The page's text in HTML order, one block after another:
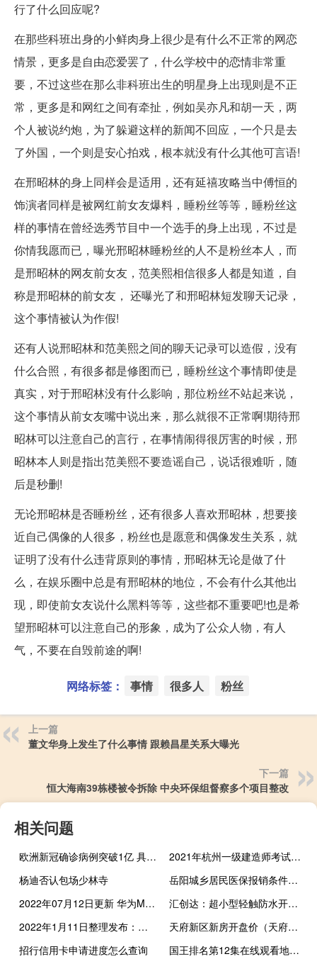
行了什么回应呢?
在那些科班出身的小鲜肉身上很少是有什么不正常的网恋
情景，更多是自由恋爱罢了，什么学校中的恋情非常重
要，不过这些在那么非科班出生的明星身上出现则是不正
常，更多是和网红之间有牵扯，例如吴亦凡和胡一天，两
个人被说约炮，为了躲避这样的新闻不回应，一个只是去
了外国，一个则是安心拍戏，根本就没有什么其他可言语!
在邢昭林的身上同样会是适用，还有延禧攻略当中傅恒的
饰演者同样是被网红前女友爆料，睡粉丝等等，睡粉丝这
样的事情在曾经选秀节目中一个选手的身上出现，不过是
你情我愿而已，曝光邢昭林睡粉丝的人不是粉丝本人，而
是邢昭林的网友前女友，范美熙相信很多人都是知道，自
称是邢昭林的前女友， 还曝光了和邢昭林短发聊天记录，
这个事情被认为作假!
还有人说邢昭林和范美熙之间的聊天记录可以造假，没有
什么合照，有很多都是修图而已，睡粉丝这个事情即使是
真实，对于邢昭林没有什么影响，那位粉丝不站起来说，
这个事情从前女友嘴中说出来，那么就很不正常啊!期待邢
昭林可以注意自己的言行，在事情闹得很厉害的时候，邢
昭林本人则是指出范美熙不要造谣自己，说话很难听，随
后是秒删!
无论邢昭林是否睡粉丝，还有很多人喜欢邢昭林，想要接
近自己偶像的人很多，粉丝也是愿意和偶像发生关系，就
证明了没有什么违背原则的事情，邢昭林无论是做了什
么，在娱乐圈中总是有邢昭林的地位，不会有什么其他出
现，即使前女友说什么黑料等等，这些都不重要吧!也是希
望邢昭林可以注意自己的形象，成为了公众人物，有人
气，不要在自毁前途的啊!
网络标签： 事情 很多人 粉丝
上一篇
董文华身上发生了什么事情 跟赖昌星关系大曝光
下一篇
恒大海南39栋楼被令拆除 中央环保组督察多个项目整改
相关问题
欧洲新冠确诊病例突破1亿 具体是什么情况？
2021年杭州一级建造师考试成绩查询时间参考
杨迪否认包场少林寺
岳阳城乡居民医保报销条件是什么
2022年07月12日更新 华为Mate 50系列搭载麒麟芯 支持5G
汇创达：超小型轻触防水开关获华为等认可，已批量交付
2022年1月11日整理发布：人工智能赋能智慧城市建设
天府新区新房开盘价（天府新区新楼盘房价谁比较了解）
招行信用卡申请进度怎么查询
国王排名第12集在线观看地址分享 国王排名第12集在哪看